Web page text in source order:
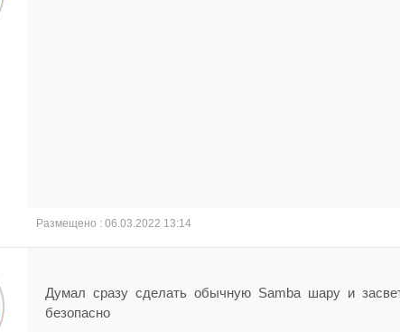
Размещено : 06.03.2022 13:14
Думал сразу сделать обычную Samba шару и
безопасно